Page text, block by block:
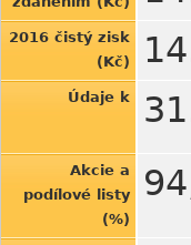
2016 čistý zisk
(Kč)
Údaje k
Akcie a
podílové listy
(%)